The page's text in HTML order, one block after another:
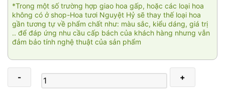
*Trong một số trường hợp giao hoa gấp, hoặc các loại hoa
không có ở shop-Hoa tươi Nguyệt Hỷ sẽ thay thế loại hoa
gần tương tự về phẩm chất như: màu sắc, kiểu dáng, giá trị
.. để đáp ứng nhu cầu cấp bách của khách hàng nhưng vẫn
đảm bảo tính nghệ thuật của sản phẩm